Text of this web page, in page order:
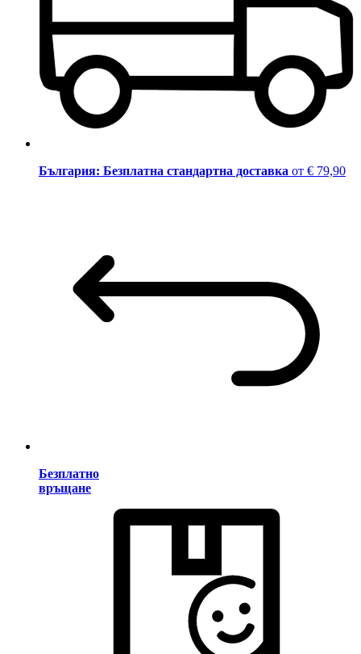
България: Безплатна стандартна доставка от € 79,90
Безплатно
връщане